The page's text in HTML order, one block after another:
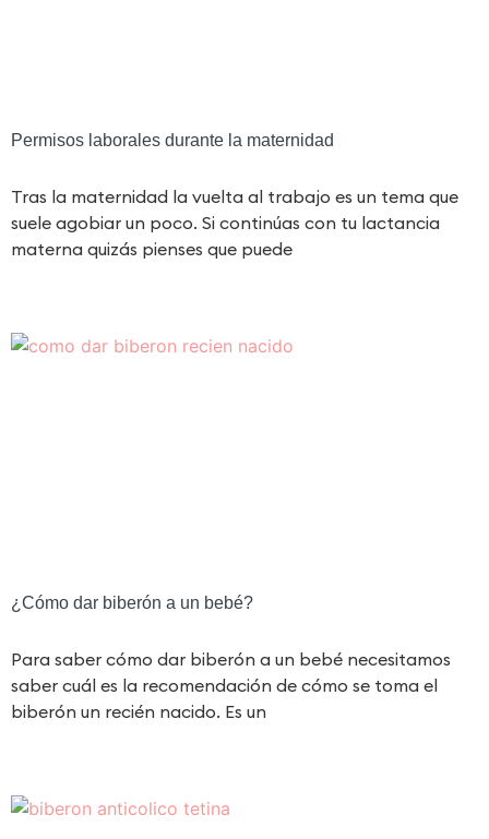
Permisos laborales durante la maternidad
Tras la maternidad la vuelta al trabajo es un tema que
suele agobiar un poco. Si continúas con tu lactancia
materna quizás pienses que puede
¿Cómo dar biberón a un bebé?
Para saber cómo dar biberón a un bebé necesitamos
saber cuál es la recomendación de cómo se toma el
biberón un recién nacido. Es un